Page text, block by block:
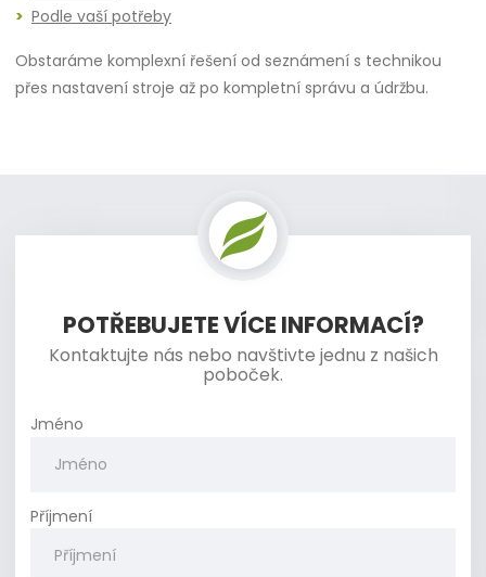
Podle vaší potřeby
Obstaráme komplexní řešení od seznámení s technikou
přes nastavení stroje až po kompletní správu a údržbu.
POTŘEBUJETE VÍCE INFORMACÍ?
Kontaktujte nás nebo navštivte jednu z našich
poboček.
Jméno
Příjmení